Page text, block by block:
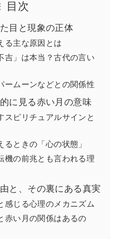
目次
目と現象の正体
る主な原因とは
吉」は本当？古代の言い
ームーンなどとの関係性
に見る赤い月の意味
スピリチュアルサインと
るときの「心の状態」
機の前兆とも言われる理
と、その裏にある真実
感じる心理のメカニズム
赤い月の関係はあるの